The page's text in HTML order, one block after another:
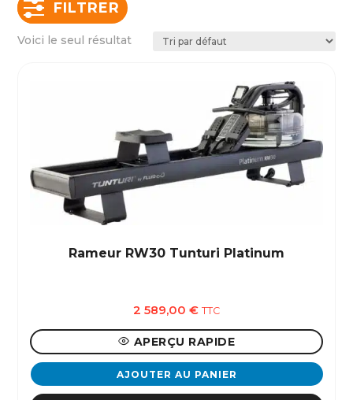
FILTRER
Voici le seul résultat
Rameur RW30 Tunturi Platinum
2 589,00 € TTC
APERÇU RAPIDE
AJOUTER AU PANIER